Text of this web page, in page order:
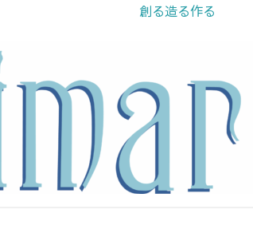
創る造る作る